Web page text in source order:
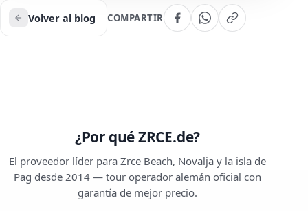
Volver al blog COMPARTIR
¿Por qué ZRCE.de?
El proveedor líder para Zrce Beach, Novalja y la isla de
Pag desde 2014 — tour operador alemán oficial con
garantía de mejor precio.